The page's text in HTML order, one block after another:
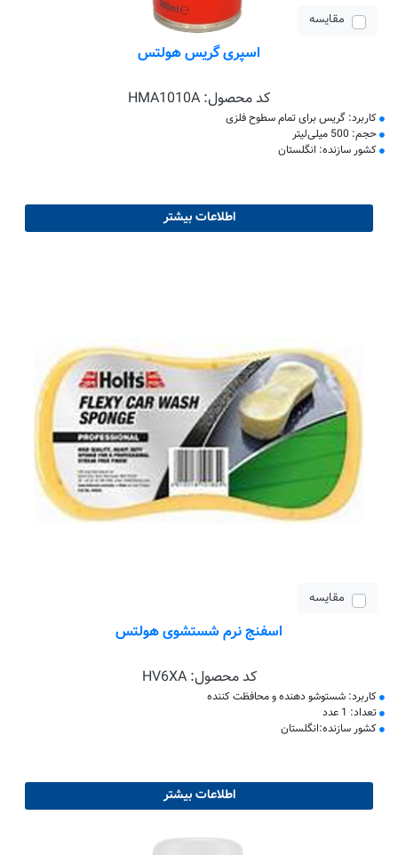
مقایسه
اسپری گریس هولتس
کد محصول: HMA1010A
کاربرد: گریس برای تمام سطوح فلزی
حجم: 500 میلی‌لیتر
کشور سازنده: انگلستان
اطلاعات بیشتر
مقایسه
اسفنج نرم شستشوی هولتس
کد محصول:HV6XA
کاربرد: شستوشو دهنده و محافظت کننده
تعداد: 1 عدد
کشور سازنده:انگلستان
اطلاعات بیشتر